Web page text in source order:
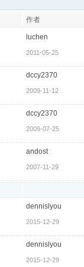
作者
luchen
2011-05-25
dccy2370
2009-11-12
dccy2370
2009-07-25
andost
2007-11-29
dennislyou
2015-12-29
dennislyou
2015-12-29